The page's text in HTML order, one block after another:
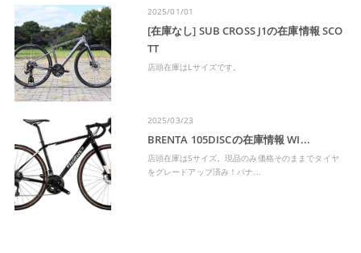
2025/01/01
[在庫なし] SUB CROSS J1の在庫情報 SCO
TT
店頭在庫はLサイズです。
2025/03/23
BRENTA 105DISCの在庫情報 WI...
店頭在庫はSサイズ。現品のみ価格そのままでタイヤ
をグレードアップ済み！パナ...